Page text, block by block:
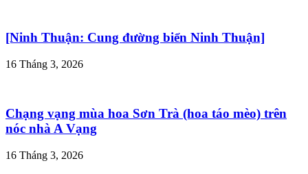
[Ninh Thuận: Cung đường biển Ninh Thuận]
16 Tháng 3, 2026
Chạng vạng mùa hoa Sơn Trà (hoa táo mèo) trên
nóc nhà A Vạng
16 Tháng 3, 2026